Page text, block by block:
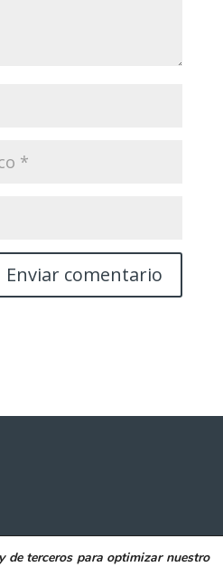
de terceros para optimizar nuestro